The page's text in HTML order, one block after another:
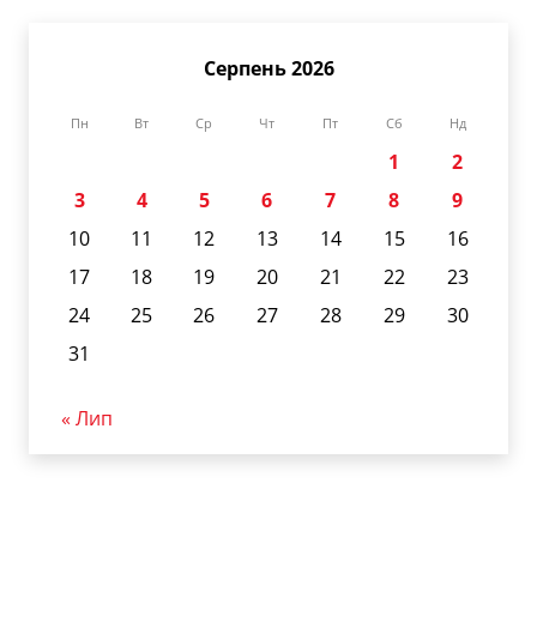
Серпень 2026
Пн Вт Ср Чт Пт Сб Нд
1
2
3
4 5 6 7 8
9
10
11 12 13 14 15
16
17
18 19 20 21 22
23
24
25 26 27 28 29
30
31
« Лип